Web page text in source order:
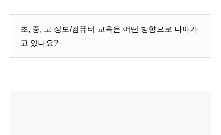
초, 중, 고 정보/컴퓨터 교육은 어떤 방향으로 나아가
고 있나요?